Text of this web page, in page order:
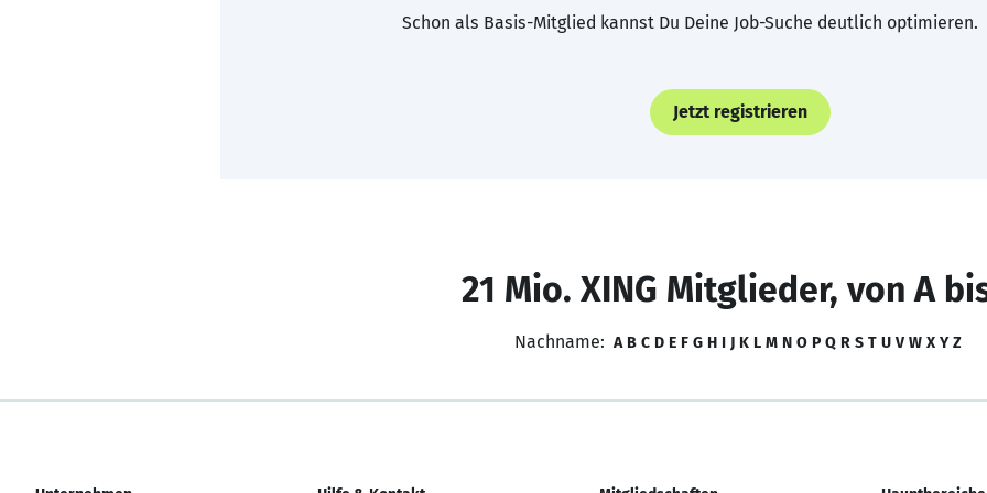
Schon als Basis-Mitglied kannst Du Deine Job-Suche deutlich optimieren.
Jetzt registrieren
21 Mio. XING Mitglieder, von A
Nachname: A B C D E F G H I J K L M N O P Q R S T U V W X Y Z